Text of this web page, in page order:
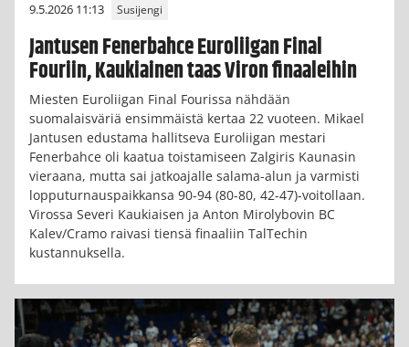
9.5.2026 11:13 Susijengi
Jantusen Fenerbahce Euroliigan Final
Fouriin, Kaukiainen taas Viron finaaleihin
Miesten Euroliigan Final Fourissa nähdään
suomalaisväriä ensimmäistä kertaa 22 vuoteen. Mikael
Jantusen edustama hallitseva Euroliigan mestari
Fenerbahce oli kaatua toistamiseen Zalgiris Kaunasin
vieraana, mutta sai jatkoajalle salama-alun ja varmisti
lopputurnauspaikkansa 90-94 (80-80, 42-47)-voitollaan.
Virossa Severi Kaukiaisen ja Anton Mirolybovin BC
Kalev/Cramo raivasi tiensä finaaliin TalTechin
kustannuksella.